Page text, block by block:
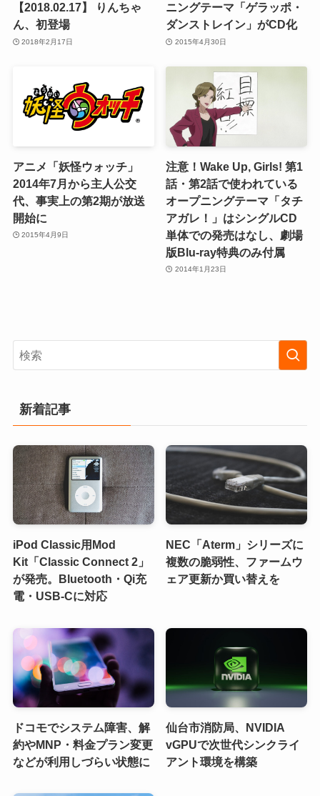
【2018.02.17】 りんちゃ
ん、初登場
2018年2月17日
ニングテーマ「ゲラッポ・
ダンストレイン」がCD化
2015年4月30日
アニメ「妖怪ウォッチ」
2014年7月から主人公交
代、事実上の第2期が放送
開始に
2015年4月9日
注意！Wake Up, Girls! 第1
話・第2話で使われている
オープニングテーマ「タチ
アガレ！」はシングルCD
単体での発売はなし、劇場
版Blu-ray特典のみ付属
2014年1月23日
新着記事
iPod Classic用Mod
Kit「Classic Connect 2」
が発売。Bluetooth・Qi充
電・USB-Cに対応
NEC「Aterm」シリーズに
複数の脆弱性、ファームウ
ェア更新か買い替えを
ドコモでシステム障害、解
約やMNP・料金プラン変更
などが利用しづらい状態に
仙台市消防局、NVIDIA
vGPUで次世代シンクライ
アント環境を構築